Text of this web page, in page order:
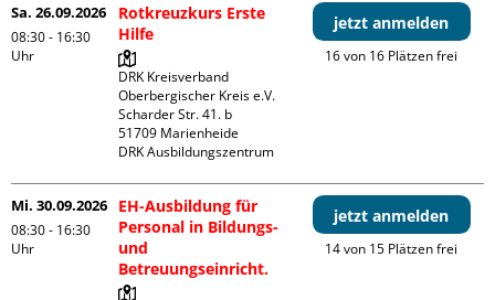
Sa. 26.09.2026
08:30 - 16:30
Uhr
Rotkreuzkurs Erste
Hilfe
DRK Kreisverband
Oberbergischer Kreis e.V.
Scharder Str. 41. b
51709 Marienheide
DRK Ausbildungszentrum
jetzt anmelden
16 von 16 Plätzen frei
Mi. 30.09.2026
08:30 - 16:30
Uhr
EH-Ausbildung für
Personal in Bildungs-
und
Betreuungseinricht.
jetzt anmelden
14 von 15 Plätzen frei